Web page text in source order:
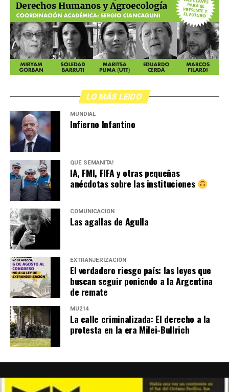
LO MÁS LEIDO
MUNDIAL
Infierno Infantino
QUÉ SEMANITA!
IA, FMI, FIFA y otras pequeñas
anécdotas sobre las instituciones
COMUNICACIÓN
Las agallas de Agulla
EXTRANJERIZACIÓN
El verdadero riesgo país: las leyes que
buscan seguir poniendo a la Argentina
de remate
MU214
La calle criminalizada: El derecho a la
protesta en la era Milei-Bullrich